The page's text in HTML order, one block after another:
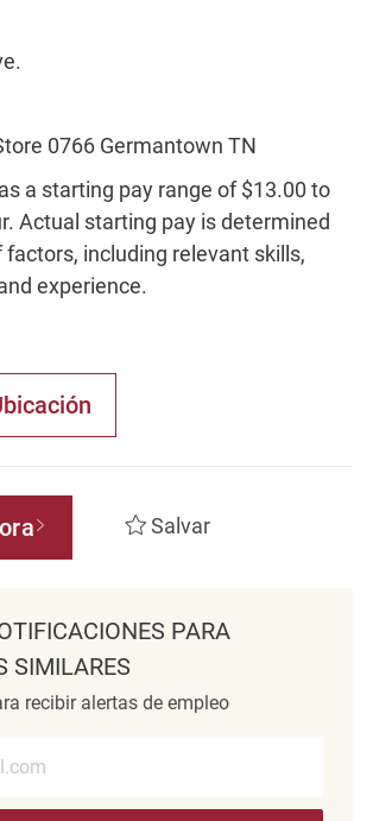
0766 Germantown TN
a starting pay range of $13.00 to
Actual starting pay is determined
factors, including relevant skills,
experience.
Salvar
PARA
SIMILARES
recibir alertas de empleo